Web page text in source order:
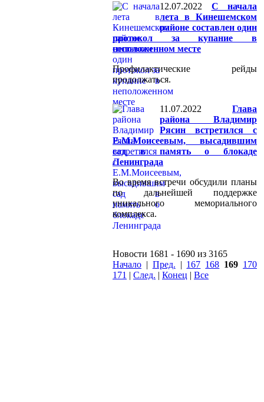
12.07.2022
С начала
лета в Кинешемском
районе составлен один
протокол за купание в
неположенном месте
Профилактические рейды
продолжаться.
11.07.2022
Глава
района Владимир
Рясин встретился с
Е.М.Моисеевым, высадившим
сад в память о блокаде
Ленинграда
Во время встречи обсудили планы
по дальнейшей поддержке
уникального мемориального
комплекса.
Новости 1681 - 1690 из 3165
Начало | Пред. | 167 168 169 170
171 | След. | Конец | Все